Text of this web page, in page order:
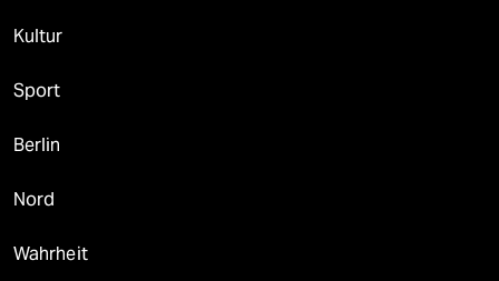
Kultur
Sport
Berlin
Nord
Wahrheit